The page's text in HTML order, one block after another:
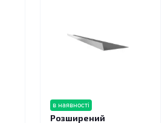
в наявності
Розширений